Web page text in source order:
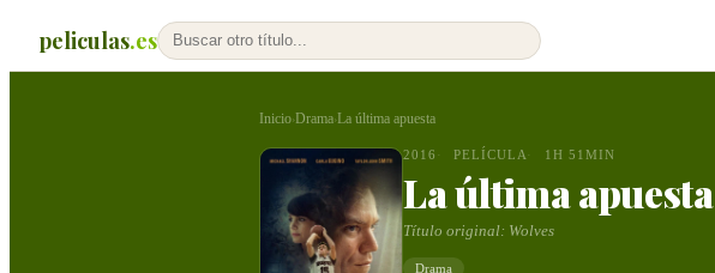
peliculas.es
Inicio›Drama›La última apuesta
2016 PELÍCULA 1H 51MIN
La última apuesta
Título original: Wolves
Drama